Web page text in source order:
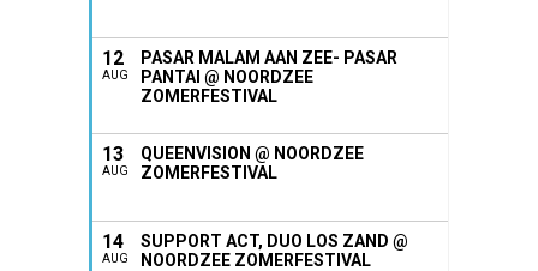
12
AUG
PASAR MALAM AAN ZEE- PASAR
PANTAI @ NOORDZEE
ZOMERFESTIVAL
13
AUG
QUEENVISION @ NOORDZEE
ZOMERFESTIVAL
14
AUG
SUPPORT ACT, DUO LOS ZAND @
NOORDZEE ZOMERFESTIVAL